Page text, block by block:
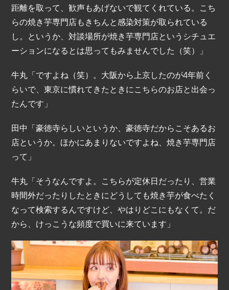
距離を取って、歓声もあげないで観てくれている。こち
らの焼き芋専門店もきちんと感染対策が取られている
し。というか、対談場所が焼き芋専門店というシチュエ
ーションになるとは思ってもみませんでした（笑）」
牛丸「ですよね（笑）。大阪から上京したのが4年前く
らいで、東京に慣れてきたときにこちらのお店と出会っ
たんです」
田中「豪徳寺らしいというか、豪徳寺だからこそあるお
店というか。ほかにあまりないですよね、焼き芋専門店
って」
牛丸「そうなんですよ。こちらが定休日だったり、営業
時間外だったりしたときにどうしても焼き芋が食べたく
なって検索するんですけど、やはりどこにもなくて。だ
から、けっこうな頻度で買いに来ています」